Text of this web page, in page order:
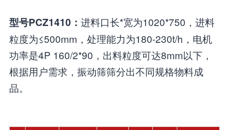
型号PCZ1410： 进料口长*宽为1020*750，进料
粒度为≤500mm，处理能力为180-230t/h，电机
功率是4P 160/2*90，出料粒度可达8mm以下，
根据用户需求，振动筛筛分出不同规格物料成
品。